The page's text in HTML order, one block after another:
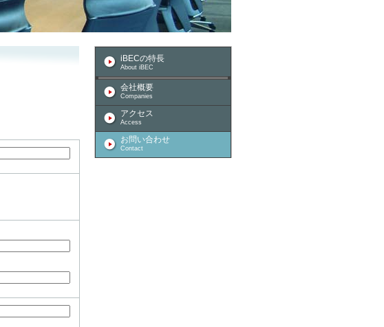
iBECの特長
About iBEC
会社概要
Companies
アクセス
Access
お問い合わせ
Contact